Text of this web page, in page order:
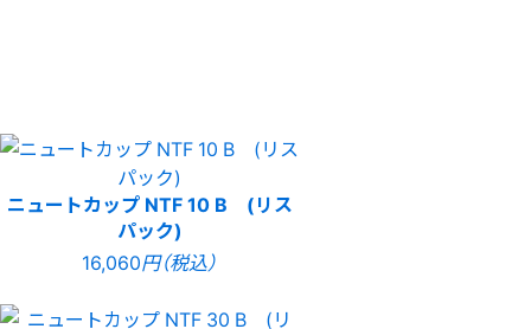
ニュートカップ NTF 10 B (リス
パック)
16,060円（税込）